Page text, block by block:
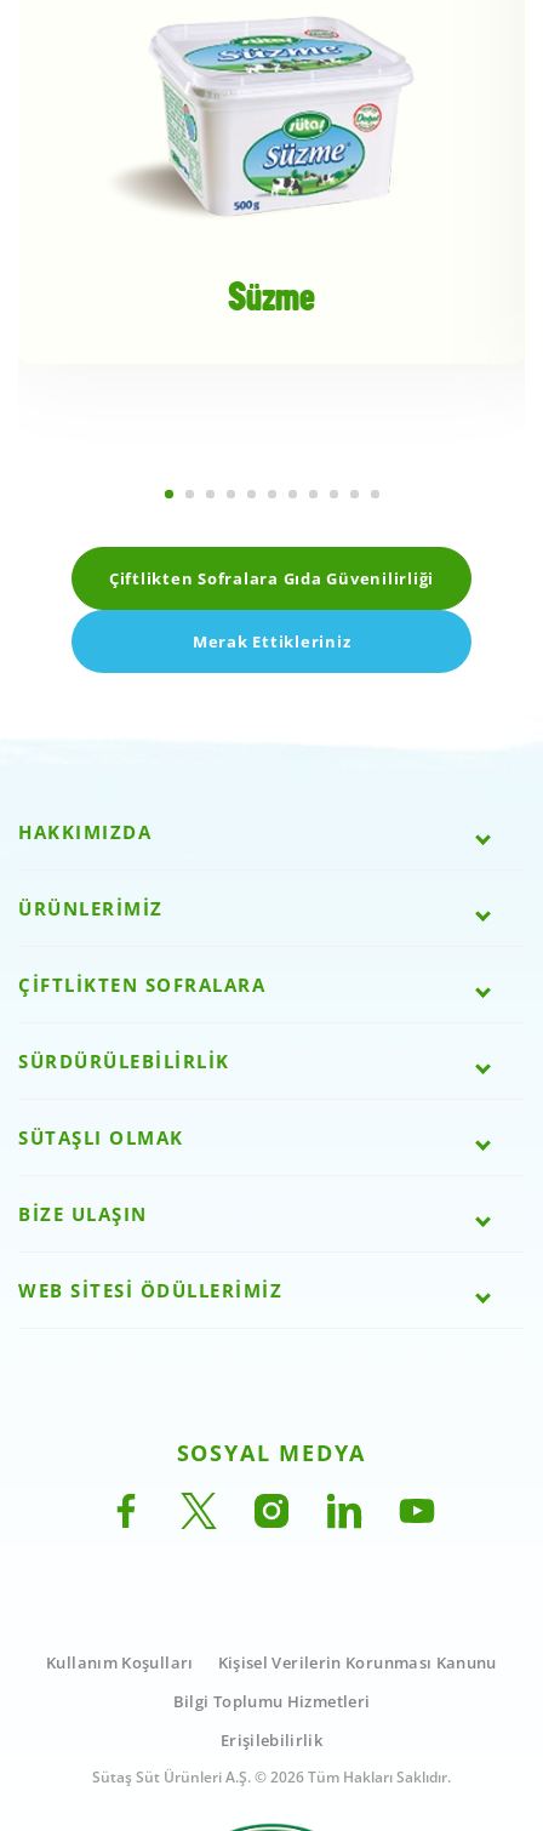
Süzme
Çiftlikten Sofralara Gıda Güvenilirliği
Merak Ettikleriniz
HAKKIMIZDA
ÜRÜNLERİMİZ
ÇİFTLİKTEN SOFRALARA
SÜRDÜRÜLEBİLİRLİK
SÜTAŞLI OLMAK
BİZE ULAŞIN
WEB SİTESİ ÖDÜLLERİMİZ
SOSYAL MEDYA
Kullanım Koşulları
Kişisel Verilerin Korunması Kanunu
Bilgi Toplumu Hizmetleri
Erişilebilirlik
Sütaş Süt Ürünleri A.Ş. © 2026 Tüm Hakları Saklıdır.